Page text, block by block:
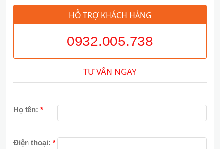
HỖ TRỢ KHÁCH HÀNG
0932.005.738
TƯ VẤN NGAY
Họ tên: *
Điện thoại: *